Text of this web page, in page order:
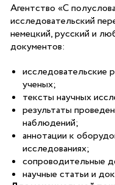
Агентство «С
исследовательский
немецкий, русский и
документов:
исследовательские
ученых;
тексты научных
результаты
наблюдений;
аннотации к
исследованиях;
сопроводительные
научные статьи и